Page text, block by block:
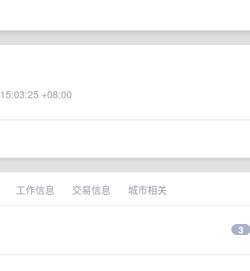
+08:00
工作信息 交易信息 城市相关
3